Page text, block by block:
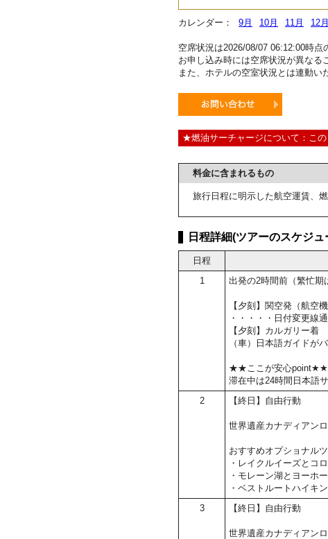
カレンダー： 9月 10月 11月 12月
空席状況は2026/08/07 06:12:00時点
お申し込み時には空席状況が異なる
また、ホテルの空室状況とは連動い
★燃油サーチャージについて：この
料金に含まれるもの
旅行日程に明示した航空運賃、
日程詳細(ツアーのスケジュ
日程
1
出発の2時間前（繁忙期
【夕刻】関空発（航空
・・・・・日付変更線
【夕刻】カルガリー着
（車）日本語ガイドが
★★ここが安心point★★
滞在中は24時間日本語サ
2 【終日】自由行動
世界遺産カナディアン
おすすめオプショナル
・レイクルイーズとコ
・モレーン湖とヨーホ
・ベストルートハイキ
3 【終日】自由行動
世界遺産カナディアン